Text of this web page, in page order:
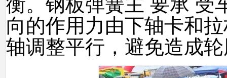
向的作用力由下轴卡和
轴调整平行，避免造成